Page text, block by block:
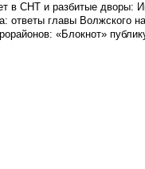
в СНТ и разбитые дворы:
ответы главы Волжского
«Блокнот»